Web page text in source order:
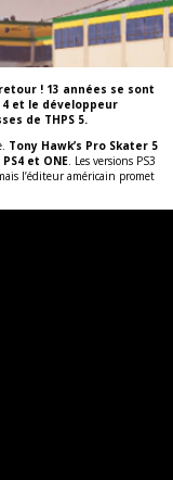
! 13 années se sont
4 et le développeur
de THPS 5.
Tony Hawk’s Pro Skater 5
et ONE. Les versions PS3
l’éditeur américain promet